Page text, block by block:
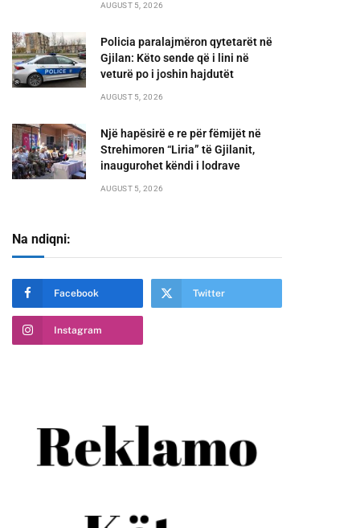
AUGUST 5, 2026
Policia paralajmëron qytetarët në
Gjilan: Këto sende që i lini në
veturë po i joshin hajdutët
AUGUST 5, 2026
Një hapësirë e re për fëmijët në
Strehimoren “Liria” të Gjilanit,
inaugurohet këndi i lodrave
AUGUST 5, 2026
Na ndiqni:
Facebook Twitter
Instagram